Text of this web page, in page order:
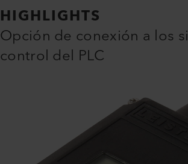
HIGHLIGHTS
Opción de conexión a los
control del PLC